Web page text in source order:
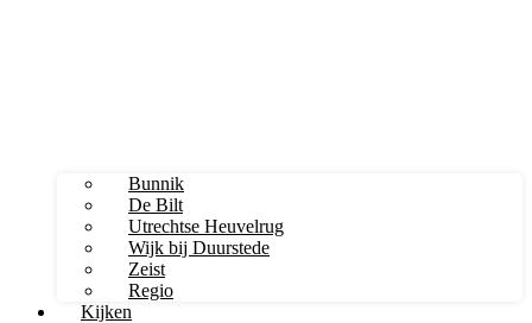
Bunnik
De Bilt
Utrechtse Heuvelrug
Wijk bij Duurstede
Zeist
Regio
Kijken